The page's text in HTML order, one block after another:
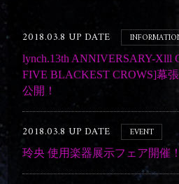
2018.03.8 UP DATE
lynch.13th ANNIVERSARY-
FIVE BLACKEST CROWS]幕
公開！
2018.03.8 UP DATE EVENT
玲央 使用楽器展示フェア開催